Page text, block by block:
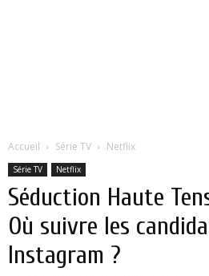
Accueil Série TV Netflix
Série TV Netflix
Séduction Haute
Où suivre les
Instagram ?